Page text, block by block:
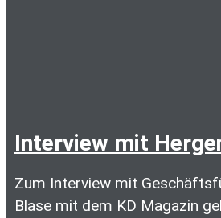
Interview mit
Zum Interview mit
Blase mit dem KD Magazin